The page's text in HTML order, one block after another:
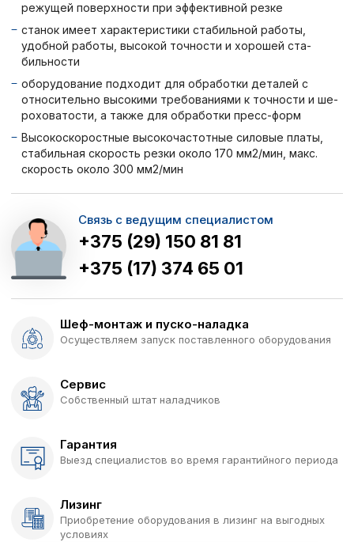
режущей поверхности при эффективной резке
станок имеет характеристики стабильной работы,
удобной работы, высокой точности и хорошей ста-
бильности
оборудование подходит для обработки деталей с
относительно высокими требованиями к точности и ше-
роховатости, а также для обработки пресс-форм
Высокоскоростные высокочастотные силовые платы,
стабильная скорость резки около 170 мм2/мин, макс.
скорость около 300 мм2/мин
Связь с ведущим специалистом
+375 (29) 150 81 81
+375 (17) 374 65 01
Шеф-монтаж и пуско-наладка
Осуществляем запуск поставленного оборудования
Сервис
Собственный штат наладчиков
Гарантия
Выезд специалистов во время гарантийного периода
Лизинг
Приобретение оборудования в лизинг на выгодных
условиях